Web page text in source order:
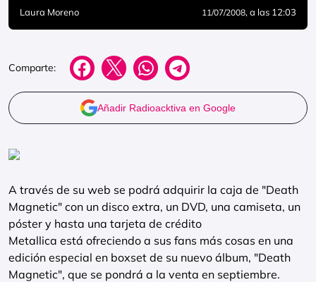
Laura Moreno 11/07/2008, a las 12:03
Comparte:
Añadir Radioacktiva en Google
A través de su web se podrá adquirir la caja de "Death
Magnetic" con un disco extra, un DVD, una camiseta, un
póster y hasta una tarjeta de crédito
Metallica está ofreciendo a sus fans más cosas en una
edición especial en boxset de su nuevo álbum, "Death
Magnetic", que se pondrá a la venta en septiembre.